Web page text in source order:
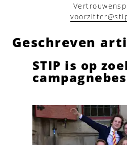
Geschreven
STIP is op